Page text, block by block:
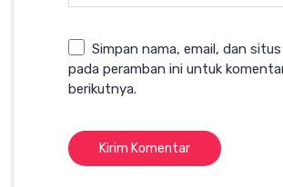
Simpan nama, email, dan
pada peramban ini untuk
berikutnya.